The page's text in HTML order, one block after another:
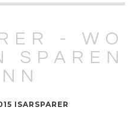
- WO
SPAREN
ISARSPARER